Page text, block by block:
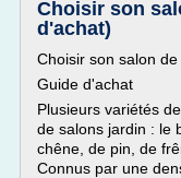
Choisir son
d'achat)
Choisir son salon
Guide d'achat
Plusieurs variétés
de salons jardin : le
chêne, de pin, de
Connus par une